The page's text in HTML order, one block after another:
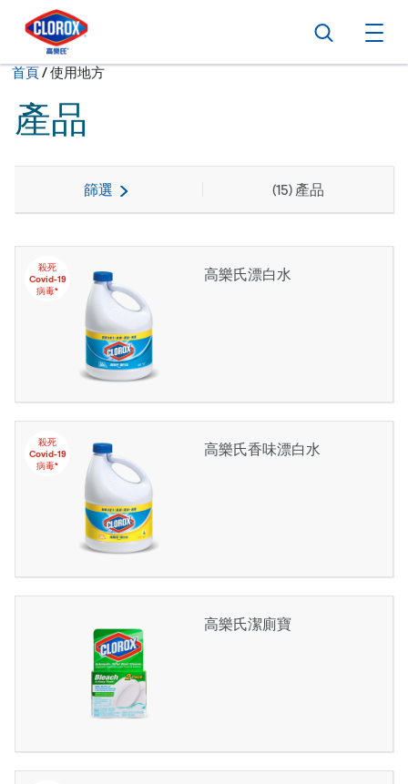
跳到主導航
跳轉至內容
跳到頁尾
搜尋
首頁/現在:
使用地方
產品
篩選 (15) 產品
殺死
Covid-19
病毒*
高樂氏漂白水
殺死
Covid-19
病毒*
高樂氏香味漂白水
高樂氏潔廁寶